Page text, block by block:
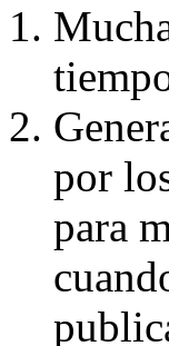
por
para